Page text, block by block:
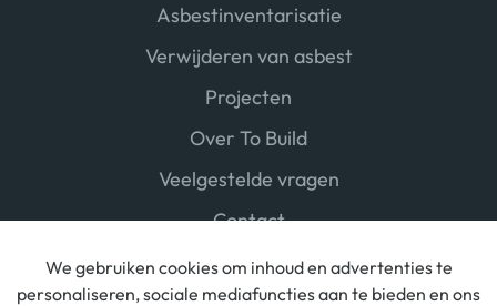
We gebruiken cookies om inhoud en advertenties te
personaliseren, sociale mediafuncties aan te bieden en ons
Asbestinventarisatie
Verwijderen van asbest
Projecten
Over To Build
Veelgestelde vragen
Contact